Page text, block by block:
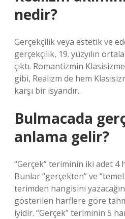
nedir?
Gerçekçilik veya estetik ve
gerçekçilik, 19. yüzyılın
çıktı. Romantizmin
gibi, Realizm de hem
karşı bir isyandır.
Bulmacada
anlama gelir?
“Gerçek” teriminin iki adet 4
Bunlar “gerçekten” ve
terimden hangisini
gösterilen harflere göre
iyidir. “Gerçek” teriminin 5